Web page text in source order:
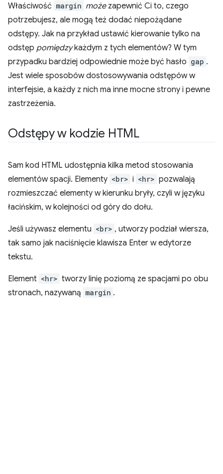
Właściwość margin możezapewnić Ci to, czego
potrzebujesz, ale mogą też dodać niepożądane
odstępy. Jak na przykład ustawić kierowanie tylko na
odstęp pomiędzykażdym z tych elementów? W tym
przypadku bardziej odpowiednie może być hasło gap .
Jest wiele sposobów dostosowywania odstępów w
interfejsie, a każdy z nich ma inne mocne strony i pewne
zastrzeżenia.
Odstępy w kodzie HTML
Sam kod HTML udostępnia kilka metod stosowania
elementów spacji. Elementy <br> i <hr> pozwalają
rozmieszczać elementy w kierunku bryły, czyli w języku
łacińskim, w kolejności od góry do dołu.
Jeśli używasz elementu <br> , utworzy podział wiersza,
tak samo jak naciśnięcie klawisza Enter w edytorze
tekstu.
Element <hr> tworzy linię poziomą ze spacjami po obu
stronach, nazywaną margin .